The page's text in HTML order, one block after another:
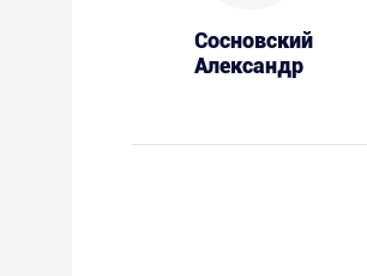
Сосновский
Александр